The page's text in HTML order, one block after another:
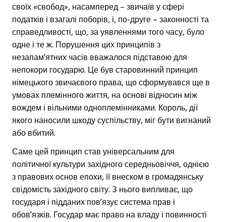
своїх «свобод», насамперед – звичаїв у сфері
податків і взагалі поборів, і, по-друге – законності та
справедливості, що, за уявленнями того часу, було
одне і те ж. Порушення цих принципів з
незапам’ятних часів вважалося підставою для
непокори государю. Це був старовинний принцип
німецького звичаєвого права, що сформувався ще в
умовах племінного життя, на основі відносин між
вождем і вільними одноплемінниками. Король, дії
якого наносили шкоду суспільству, міг бути вигнаний
або вбитий.
Саме цей принцип став універсальним для
політичної культури західного середньовіччя, однією
з правових основ епохи, її внеском в громадянську
свідомість західного світу. З нього випливає, що
государя і підданих пов’язує система прав і
обов’язків. Государ має право на владу і повинності